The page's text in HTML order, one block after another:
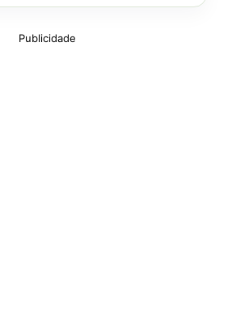
Publicidade